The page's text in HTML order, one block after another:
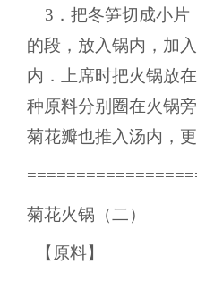
3．把冬笋切成小片
的段，放入锅内，加
内．上席时把火锅放
种原料分别圈在火锅
菊花瓣也推入汤内，更
菊花火锅（二）
【原料】